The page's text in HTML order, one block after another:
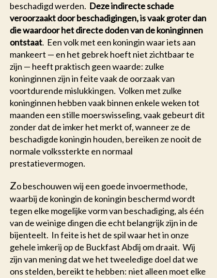
beschadigd werden. Deze indirecte schade
veroorzaakt door beschadigingen, is vaak groter dan
die waardoor het directe doden van de koninginnen
ontstaat. Een volk met een koningin waar iets aan
mankeert — en het gebrek hoeft niet zichtbaar te
zijn — heeft praktisch geen waarde: zulke
koninginnen zijn in feite vaak de oorzaak van
voortdurende mislukkingen. Volken met zulke
koninginnen hebben vaak binnen enkele weken tot
maanden een stille moerswisseling, vaak gebeurt dit
zonder dat de imker het merkt of, wanneer ze de
beschadigde koningin houden, bereiken ze nooit de
normale volkssterkte en normaal
prestatievermogen.
Zo beschouwen wij een goede invoermethode,
waarbij de koningin de koningin beschermd wordt
tegen elke mogelijke vorm van beschadiging, als één
van de weinige dingen die echt belangrijk zijn in de
bijenteelt. In feite is het de spil waar het in onze
gehele imkerij op de Buckfast Abdij om draait. Wij
zijn van mening dat we het tweeledige doel dat we
ons stelden, bereikt te hebben: niet alleen moet elke